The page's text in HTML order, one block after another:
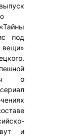
под
о
и